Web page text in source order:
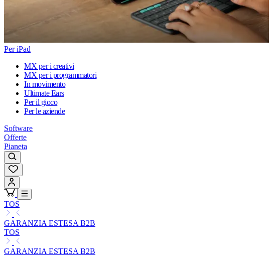
Per iPad
MX per i creativi
MX per i programmatori
In movimento
Ultimate Ears
Per il gioco
Per le aziende
Software
Offerte
Pianeta
TOS
GARANZIA ESTESA B2B
TOS
GARANZIA ESTESA B2B